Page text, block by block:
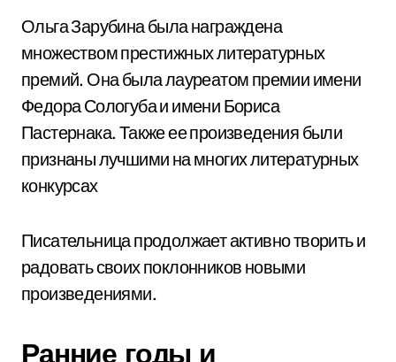
Ольга Зарубина была награждена
множеством престижных литературных
премий. Она была лауреатом премии имени
Федора Сологуба и имени Бориса
Пастернака. Также ее произведения были
признаны лучшими на многих литературных
конкурсах
Писательница продолжает активно творить и
радовать своих поклонников новыми
произведениями.
Ранние годы и